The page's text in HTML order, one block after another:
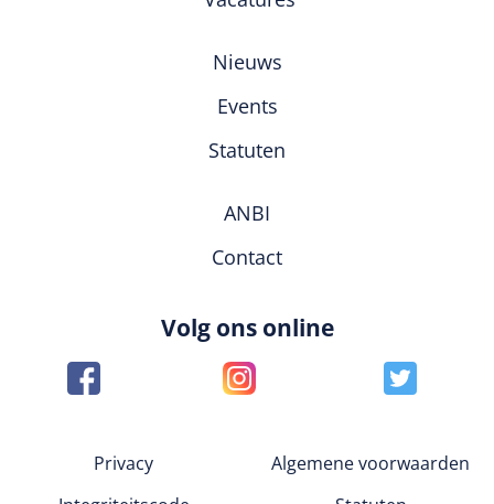
Nieuws
Events
Statuten
ANBI
Contact
Volg ons online
Privacy
Algemene voorwaarden